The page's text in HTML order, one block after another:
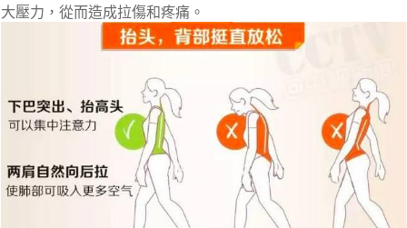
大壓力，從而造成拉傷和疼痛。